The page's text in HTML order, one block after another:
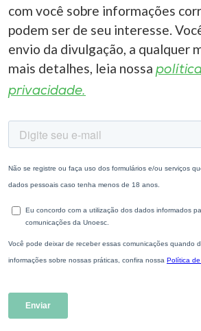
com você sobre informações
podem ser de seu interesse.
envio da divulgação, a qualquer
mais detalhes, leia nossa
privacidade.